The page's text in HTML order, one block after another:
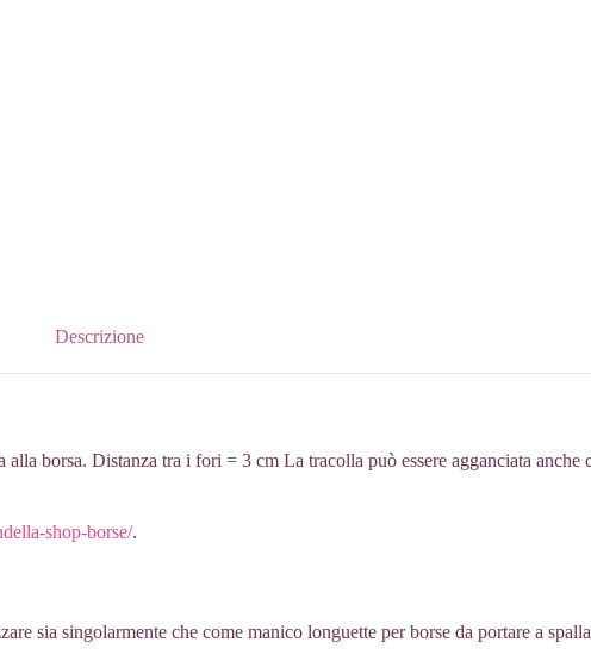
Descrizione
borsa. Distanza tra i fori = 3 cm La tracolla può essere agganciata
shop-borse/.
sia singolarmente che come manico longuette per borse da portare a spalla